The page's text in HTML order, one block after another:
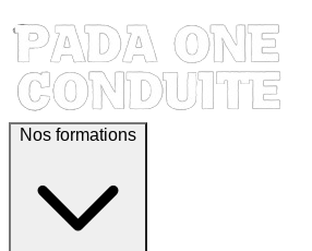
Nos formations